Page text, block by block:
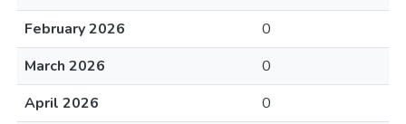
February 2026
0
March 2026
0
April 2026
0